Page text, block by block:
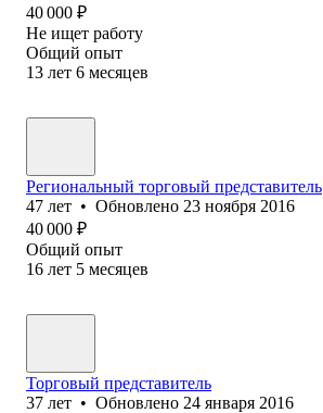
40 000 ₽
Не ищет работу
Общий опыт
13 лет 6 месяцев
Региональный торговый представитель
47 лет • Обновлено 23 ноября 2016
40 000 ₽
Общий опыт
16 лет 5 месяцев
Торговый представитель
37 лет • Обновлено 24 января 2016